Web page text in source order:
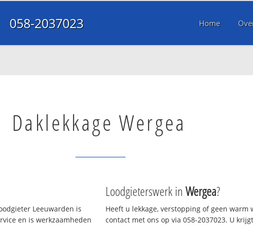
058-2037023 Home
Daklekkage Wergea
Leeuwarden is
en is werkzaamheden
Loodgieterswerk in Wergea?
Heeft u lekkage, verstopping of geen
contact met ons op via 058-2037023. U